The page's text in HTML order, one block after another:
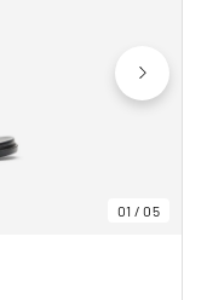
01 /05